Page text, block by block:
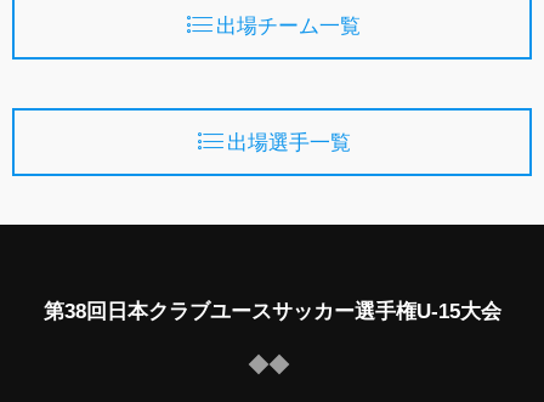
出場チーム一覧
出場選手一覧
第38回日本クラブユースサッカー選手権U-15大会